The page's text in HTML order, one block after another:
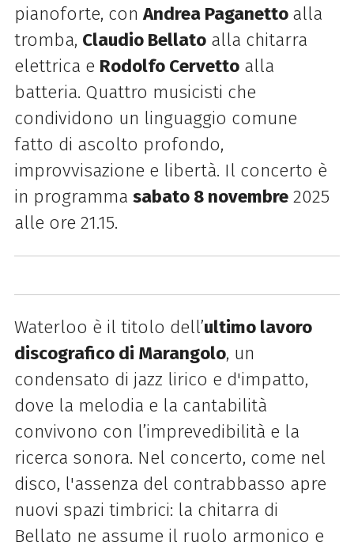
pianoforte, conAndrea Paganetto alla
tromba, Claudio Bellatoalla chitarra
elettrica e Rodolfo Cervettoalla
batteria. Quattro musicisti che
condividono un linguaggio comune
fatto di ascolto profondo,
improvvisazione e libertà. Il concerto è
in programma sabato 8 novembre2025
alle ore 21.15.
Waterloo è il titolo dell’ultimo lavoro
discografico di Marangolo, un
condensato di jazz lirico e d'impatto,
dove la melodia e la cantabilità
convivono con l’imprevedibilità e la
ricerca sonora. Nel concerto, come nel
disco, l'assenza del contrabbasso apre
nuovi spazi timbrici: la chitarra di
Bellato ne assume il ruolo armonico e